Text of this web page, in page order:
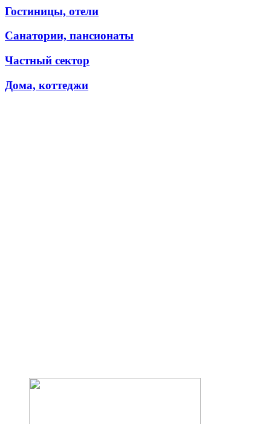
Гостиницы, отели
Санатории, пансионаты
Частный сектор
Дома, коттеджи